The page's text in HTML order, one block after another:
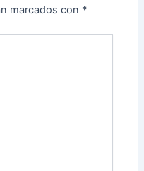
marcados con *